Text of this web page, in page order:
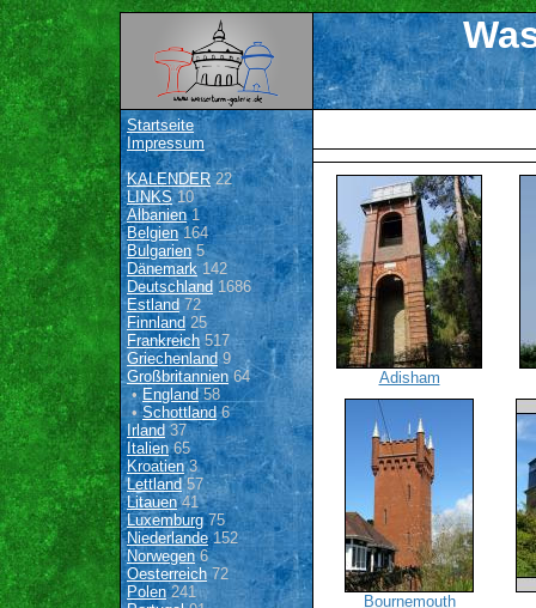
Startseite
Impressum
KALENDER22
LINKS10
Albanien1
Belgien164
Bulgarien 5
Dänemark142
Deutschland 1686
Estland 72
Finnland 25
Frankreich517
Griechenland9
Großbritannien64
• England58
•Schottland6
Irland 37
Italien65
Kroatien3
Lettland57
Litauen41
Luxemburg75
Niederlande152
Norwegen6
Oesterreich 72
Polen241
Adisham
Bournemouth